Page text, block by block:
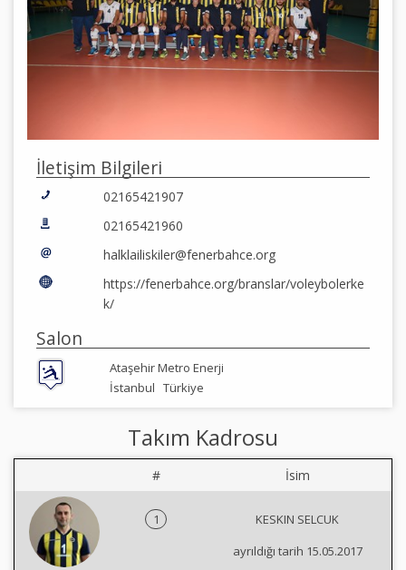
İletişim Bilgileri
02165421907
02165421960
halklailiskiler@fenerbahce.org
https://fenerbahce.org/branslar/voleybolerke
k/
Salon
Ataşehir Metro Enerji
İstanbul Türkiye
Takım Kadrosu
# İsim
1
KESKIN SELCUK
ayrıldığı tarih 15.05.2017